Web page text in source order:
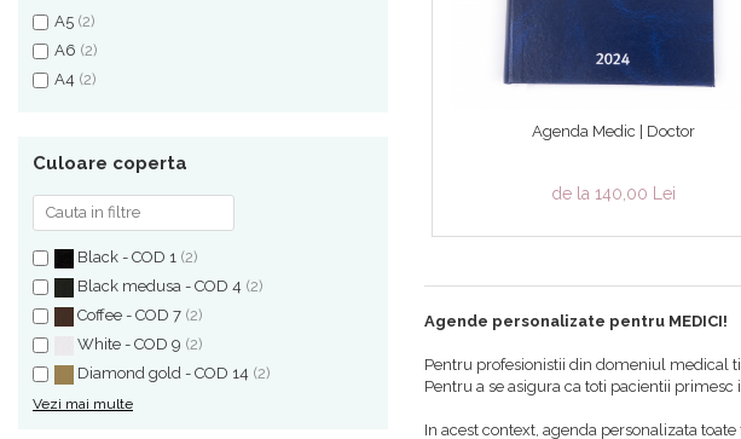
A5 (2)
A6 (2)
A4 (2)
Culoare coperta
Black - COD 1 (2)
Black medusa - COD 4 (2)
Coffee - COD 7 (2)
White - COD 9 (2)
Diamond gold - COD 14 (2)
Vezi mai multe
Agenda Medic | Doctor
de la 140,00 Lei
Agende personalizate pentru MEDICI!
Pentru profesionistii din domeniul medical
Pentru a se asigura ca toti pacientii
In acest context, agenda personalizata